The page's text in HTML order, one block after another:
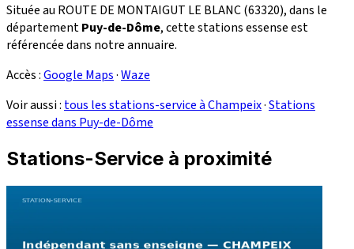
Située au ROUTE DE MONTAIGUT LE BLANC (63320), dans le
départementPuy-de-Dôme, cette stations essense est
référencée dans notre annuaire.
Accès :Google Maps·Waze
Voir aussi : tous les stations-service à Champeix·Stations
essense dans Puy-de-Dôme
Stations-Service à proximité